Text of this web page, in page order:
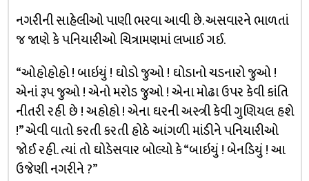
નગરીની સાહેલીઓ પાણી ભરવા આવી છે. અસવારને ભાળતાં
જ જાણે કે પનિયારીઓ ચિત્રામણમાં લખાઈ ગઈ.
“ઓહોહોહો ! બાઇયું ! ઘોડો જુઓ ! ઘોડાનો ચડનારો જુઓ !
એનાં રૂપ જુઓ ! એનો મરોડ જુઓ ! એના મોઢા ઉપર કેવી કાંતિ
નીતરી રહી છે ! અહોહો ! એના ઘરની અસ્ત્રી કેવી ગુણિયલ હશે
!” એવી વાતો કરતી કરતી હોઠે આંગળી માંડીને પનિયારીઓ
જોઈ રહી. ત્યાં તો ઘોડેસવાર બોલ્યો કે “બાઇયું ! બેનડિયું ! આ
ઉજેણી નગરીને ?”